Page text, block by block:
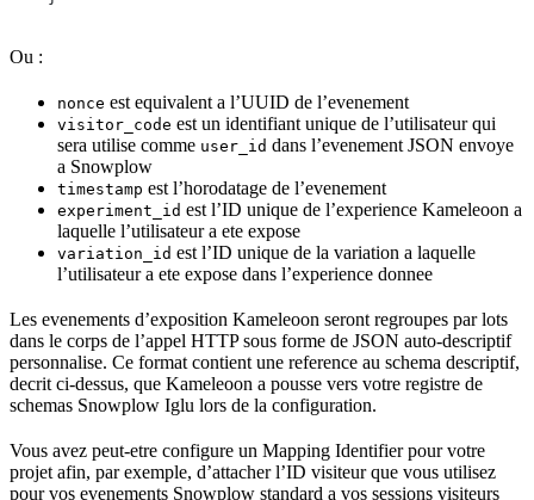
Ou :
nonce est equivalent a l’UUID de l’evenement
visitor_code est un identifiant unique de l’utilisateur qui
sera utilise comme user_id dans l’evenement JSON envoye
a Snowplow
timestamp est l’horodatage de l’evenement
experiment_id est l’ID unique de l’experience Kameleoon a
laquelle l’utilisateur a ete expose
variation_id est l’ID unique de la variation a laquelle
l’utilisateur a ete expose dans l’experience donnee
Les evenements d’exposition Kameleoon seront regroupes par lots
dans le corps de l’appel HTTP sous forme de JSON auto-descriptif
personnalise. Ce format contient une reference au schema descriptif,
decrit ci-dessus, que Kameleoon a pousse vers votre registre de
schemas Snowplow Iglu lors de la configuration.
Vous avez peut-etre configure un Mapping Identifier pour votre
projet afin, par exemple, d’attacher l’ID visiteur que vous utilisez
pour vos evenements Snowplow standard a vos sessions visiteurs